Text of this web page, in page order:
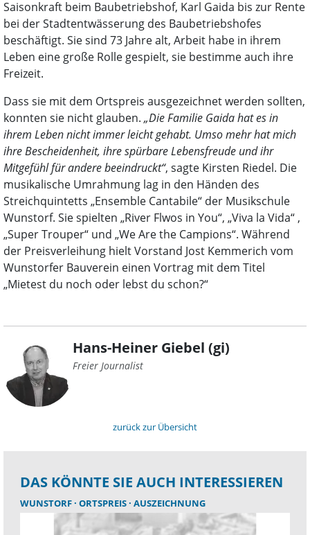
Saisonkraft beim Baubetriebshof, Karl Gaida bis zur Rente
bei der Stadtentwässerung des Baubetriebshofes
beschäftigt. Sie sind 73 Jahre alt, Arbeit habe in ihrem
Leben eine große Rolle gespielt, sie bestimme auch ihre
Freizeit.
Dass sie mit dem Ortspreis ausgezeichnet werden sollten,
konnten sie nicht glauben. „Die Familie Gaida hat es in
ihrem Leben nicht immer leicht gehabt. Umso mehr hat mich
ihre Bescheidenheit, ihre spürbare Lebensfreude und ihr
Mitgefühl für andere beeindruckt“, sagte Kirsten Riedel. Die
musikalische Umrahmung lag in den Händen des
Streichquintetts „Ensemble Cantabile“ der Musikschule
Wunstorf. Sie spielten „River Flwos in You“, „Viva la Vida“ ,
„Super Trouper“ und „We Are the Campions“. Während
der Preisverleihung hielt Vorstand Jost Kemmerich vom
Wunstorfer Bauverein einen Vortrag mit dem Titel
„Mietest du noch oder lebst du schon?“
Hans-Heiner Giebel (gi)
Freier Journalist
zurück zur Übersicht
DAS KÖNNTE SIE AUCH INTERESSIEREN
WUNSTORF ORTSPREIS AUSZEICHNUNG